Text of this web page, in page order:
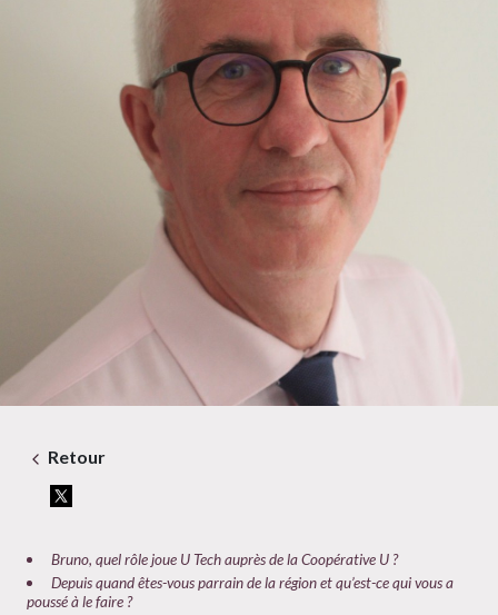
Retour
Bruno, quel rôle joue U Tech auprès de la Coopérative U ?
Depuis quand êtes-vous parrain de la région et qu’est-ce qui vous a
poussé à le faire ?